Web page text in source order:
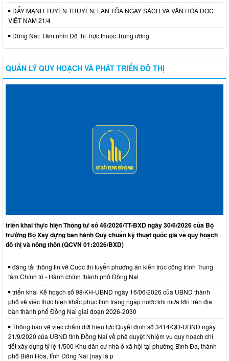
ĐẨY MẠNH TUYÊN TRUYỀN, LAN TỎA NGÀY SÁCH VÀ VĂN HÓA ĐỌC
VIỆT NAM 21/4
Đồng Nai: Tầm nhìn Đô thị Trực thuộc Trung ương
QUẢN LÝ QUY HOẠCH VÀ PHÁT TRIỂN ĐÔ THỊ
triển khai thực hiện Thông tư số 46/2026/TT-BXD ngày 30/6/2026 của Bộ
trưởng Bộ Xây dựng ban hành Quy chuẩn kỹ thuật quốc gia về quy hoạch
đô thị và nông thôn (QCVN 01:2026/BXD)
đăng tải thông tin về Cuộc thi tuyển phương án kiến trúc công trình Trung
tâm Chính trị - Hành chính thành phố Đồng Nai
triển khai Kế hoạch số 98/KH-UBND ngày 16/06/2026 của UBND thành
phố về việc thực hiện khắc phục tình trạng ngập nước khi mưa lớn trên địa
bàn thành phố Đồng Nai giai đoạn 2026-2030
Thông báo về việc chấm dứt hiệu lực Quyết định số 3414/QĐ-UBND ngày
21/9/2020 của UBND tỉnh Đồng Nai về phê duyệt Nhiệm vụ quy hoạch chi
tiết xây dựng tỷ lệ 1/500 Khu dân cư nhà ở xã hội tại phường Bình Đa, thành
phố Biên Hòa, tỉnh Đồng Nai (nay là p